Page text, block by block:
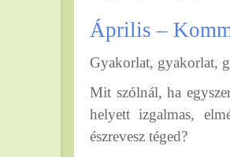
Április –
Gyakorlat, gyakorlat,
Mit szólnál, ha
helyett izgalmas,
észrevesz téged?